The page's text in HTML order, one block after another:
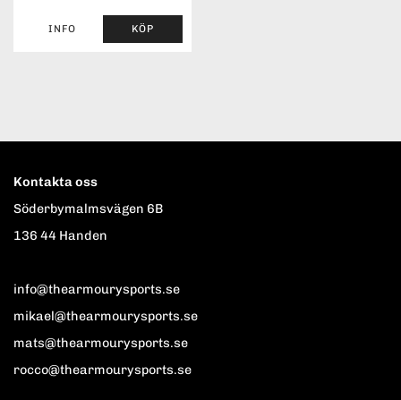
INFO KÖP
Kontakta oss
Söderbymalmsvägen 6B
136 44 Handen
info@thearmourysports.se
mikael@thearmourysports.se
mats@thearmourysports.se
rocco@thearmourysports.se